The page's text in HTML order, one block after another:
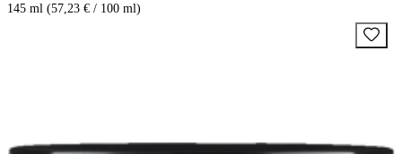
145 ml (57,23 € / 100 ml)